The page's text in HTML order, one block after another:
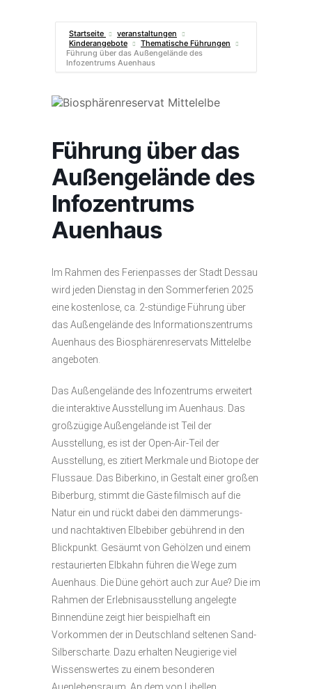
Startseite
veranstaltungen
Kinderangebote
Thematische Führungen
Führung über das Außengelände des
Infozentrums Auenhaus
Führung über das
Außengelände des
Infozentrums
Auenhaus
Im Rahmen des Ferienpasses der Stadt Dessau
wird jeden Dienstag in den Sommerferien 2025
eine kostenlose, ca. 2-stündige Führung über
das Außengelände des Informationszentrums
Auenhaus des Biosphärenreservats Mittelelbe
angeboten.
Das Außengelände des Infozentrums erweitert
die interaktive Ausstellung im Auenhaus. Das
großzügige Außengelände ist Teil der
Ausstellung, es ist der Open-Air-Teil der
Ausstellung, es zitiert Merkmale und Biotope der
Flussaue. Das Biberkino, in Gestalt einer großen
Biberburg, stimmt die Gäste filmisch auf die
Natur ein und rückt dabei den dämmerungs-
und nachtaktiven Elbebiber gebührend in den
Blickpunkt. Gesäumt von Gehölzen und einem
restaurierten Elbkahn führen die Wege zum
Auenhaus. Die Düne gehört auch zur Aue? Die im
Rahmen der Erlebnisausstellung angelegte
Binnendüne zeigt hier beispielhaft ein
Vorkommen der in Deutschland seltenen Sand-
Silberscharte. Dazu erhalten Neugierige viel
Wissenswertes zu einem besonderen